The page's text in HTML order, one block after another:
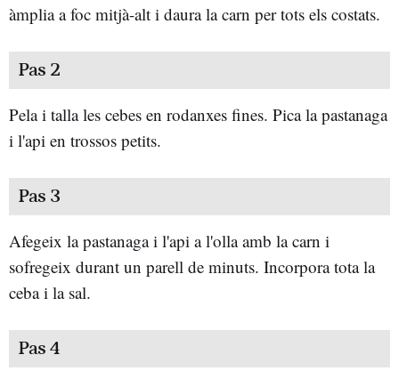
àmplia a foc mitjà-alt i daura la carn per tots els costats.
Pas 2
Pela i talla les cebes en rodanxes fines. Pica la pastanaga
i l'api en trossos petits.
Pas 3
Afegeix la pastanaga i l'api a l'olla amb la carn i
sofregeix durant un parell de minuts. Incorpora tota la
ceba i la sal.
Pas 4